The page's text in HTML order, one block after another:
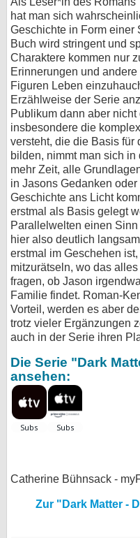
hat man sich
Geschichte in Form einer
Buch wird stringent und
Charaktere kommen nur
Erinnerungen und
Figuren Leben
Erzählweise der Serie
Publikum dann aber
insbesondere die
versteht, die die Basis für
bilden, nimmt man sich
mehr Zeit, alle
in Jasons Gedanken
Geschichte ans Licht
erstmal als Basis gelegt
Parallelwelten einen
hier also deutlich
erstmal im Geschehen
mitzurätseln, wo das
fragen, ob Jason
Familie findet. Roman-
Vorteil, werden es aber
trotz vieler Ergänzungen
auch in der Serie ihren
Die Serie "Dark
ansehen:
Catherine Bühnsack -
Zur "Dark Matter -